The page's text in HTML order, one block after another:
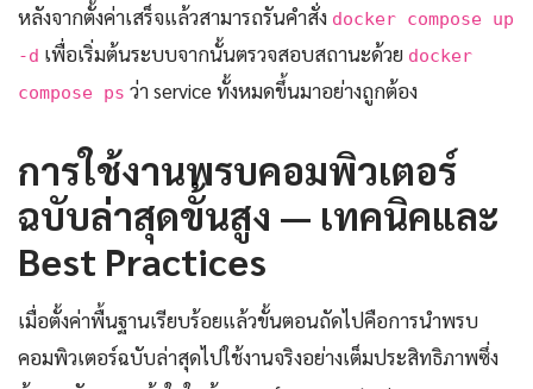
หลังจากตั้งค่าเสร็จแล้วสามารถรันคำสั่ง docker compose up
-d เพื่อเริ่มต้นระบบจากนั้นตรวจสอบสถานะด้วย docker
compose ps ว่า service ทั้งหมดขึ้นมาอย่างถูกต้อง
การใช้งานพรบคอมพิวเตอร์
ฉบับล่าสุดขั้นสูง — เทคนิคและ
Best Practices
เมื่อตั้งค่าพื้นฐานเรียบร้อยแล้วขั้นตอนถัดไปคือการนำพรบ
คอมพิวเตอร์ฉบับล่าสุดไปใช้งานจริงอย่างเต็มประสิทธิภาพซึ่ง